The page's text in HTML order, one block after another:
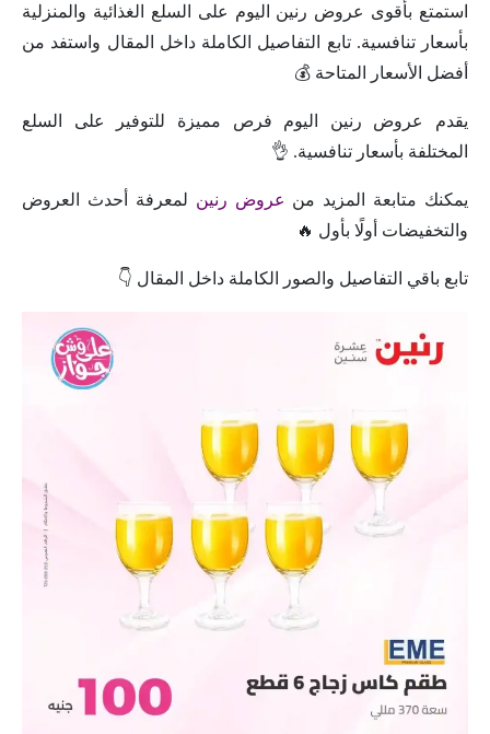
استمتع بأقوى عروض رنين اليوم على السلع الغذائية والمنزلية
بأسعار تنافسية. تابع التفاصيل الكاملة داخل المقال واستفد من
أفضل الأسعار المتاحة 💰
يقدم عروض رنين اليوم فرص مميزة للتوفير على السلع
المختلفة بأسعار تنافسية. 👌
يمكنك متابعة المزيد من عروض رنين لمعرفة أحدث العروض
والتخفيضات أولًا بأول 🔥
تابع باقي التفاصيل والصور الكاملة داخل المقال 👇